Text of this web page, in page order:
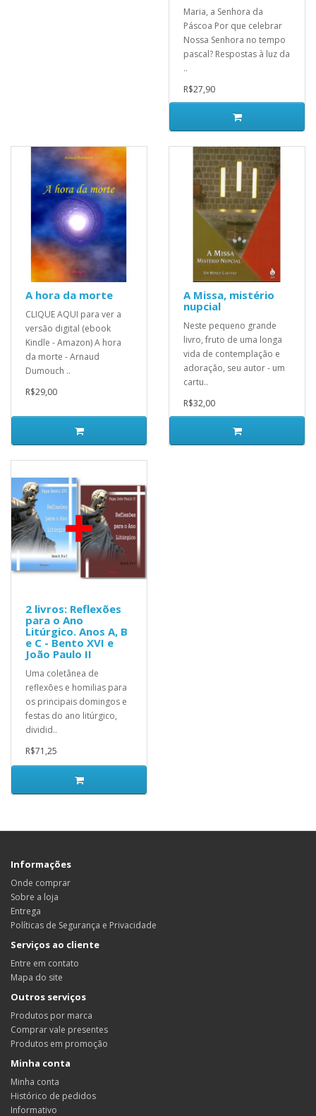
Maria, a Senhora da
Páscoa Por que celebrar
Nossa Senhora no tempo
pascal? Respostas à luz da
..
R$27,90
A hora da morte
CLIQUE AQUI para ver a
versão digital (ebook
Kindle - Amazon) A hora
da morte - Arnaud
Dumouch ..
R$29,00
A Missa, mistério
nupcial
Neste pequeno grande
livro, fruto de uma longa
vida de contemplação e
adoração, seu autor - um
cartu..
R$32,00
2 livros: Reflexões
para o Ano
Litúrgico. Anos A, B
e C - Bento XVI e
João Paulo II
Uma coletânea de
reflexões e homilias para
os principais domingos e
festas do ano litúrgico,
dividid..
R$71,25
Informações
Onde comprar
Sobre a loja
Entrega
Políticas de Segurança e Privacidade
Serviços ao cliente
Entre em contato
Mapa do site
Outros serviços
Produtos por marca
Comprar vale presentes
Produtos em promoção
Minha conta
Minha conta
Histórico de pedidos
Informativo